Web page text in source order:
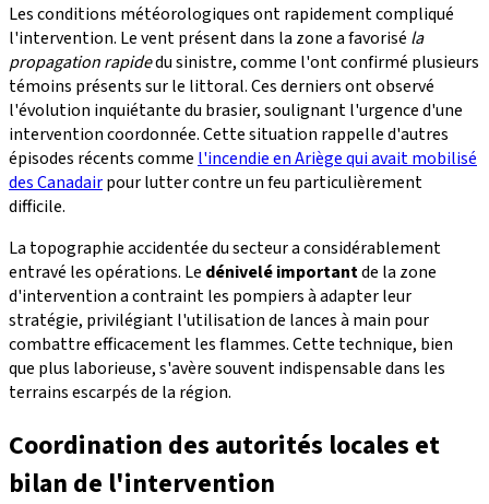
Les conditions météorologiques ont rapidement compliqué
l'intervention. Le vent présent dans la zone a favorisé la
propagation rapidedu sinistre, comme l'ont confirmé plusieurs
témoins présents sur le littoral. Ces derniers ont observé
l'évolution inquiétante du brasier, soulignant l'urgence d'une
intervention coordonnée. Cette situation rappelle d'autres
épisodes récents comme l'incendie en Ariège qui avait mobilisé
des Canadairpour lutter contre un feu particulièrement
difficile.
La topographie accidentée du secteur a considérablement
entravé les opérations. Le dénivelé importantde la zone
d'intervention a contraint les pompiers à adapter leur
stratégie, privilégiant l'utilisation de lances à main pour
combattre efficacement les flammes. Cette technique, bien
que plus laborieuse, s'avère souvent indispensable dans les
terrains escarpés de la région.
Coordination des autorités locales et
bilan de l'intervention